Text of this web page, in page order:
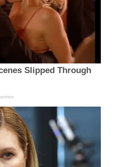
Slipped Through